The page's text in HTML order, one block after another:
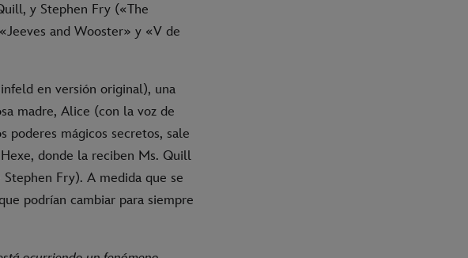
y Stephen Fry («The
and Wooster» y «V de
en versión original), una
madre, Alice (con la voz de
poderes mágicos secretos, sale
donde la reciben Ms. Quill
Fry). A medida que se
podrían cambiar para siempre